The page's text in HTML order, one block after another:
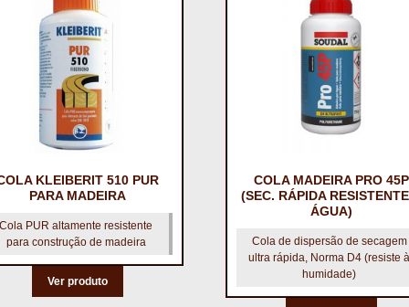
KLEIBERIT 510 PUR
PARA MADEIRA
Cola PUR altamente resistente
para construção de madeira
Ver produto
COLA MADEIRA PRO 45P
(SEC. RÁPIDA
ÁGUA)
Cola de dispersão de secagem
ultra rápida, Norma D4 (resiste à
humidade)